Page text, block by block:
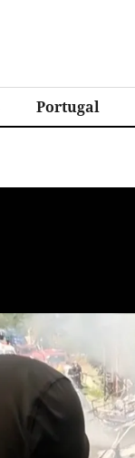
Portugal